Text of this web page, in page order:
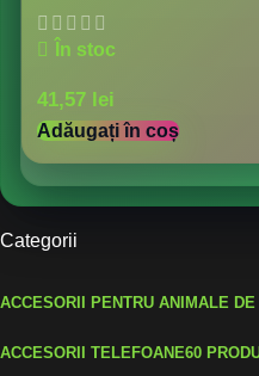
În stoc
41,57 lei
Adăugați în coș
Categorii
ACCESORII PENTRU ANIMALE DE
ACCESORII TELEFOANE60